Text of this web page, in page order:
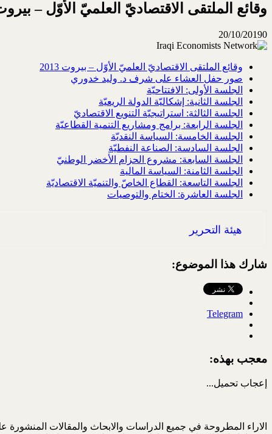
وقائع الملتقى الاقتصاديّ العلميّ الأوّل – بيروت
20/10/20190
وقائع الملتقى الاقتصاديّ العلميّ الأوّل – بيروت 2013
صور حفل العشاء على شرف د. وليد خدوري
الجلسة الأولى: الافتتاحيّة
الجلسة الثانية: إشكاليّة الدولة الريعيّة
الجلسة الثالثة: استراتيجيّة التنويع الاقتصاديّ
الجلسة الرابعة: برامج ومشاريع التنمية القطاعيّة
الجلسة الخامسة: السياسة النقديّة
الجلسة السادسة: الصناعة النفطيّة
الجلسة السابعة: مشروع الحزام الأخضر الوطنيّ
الجلسة الثامنة: السياسة المالية
الجلسة التاسعة: القطاع الخاصّ والتنميّة الاقتصاديّة
الجلسة العاشرة: الختام والتوصيات
هيئة التحرير
شارك هذا الموضوع:
Telegram
معجب بهذه:
إعجاب تحميل...
الاراء المطروحة في جميع الدراسات والابحاث والمقالات المنشورة